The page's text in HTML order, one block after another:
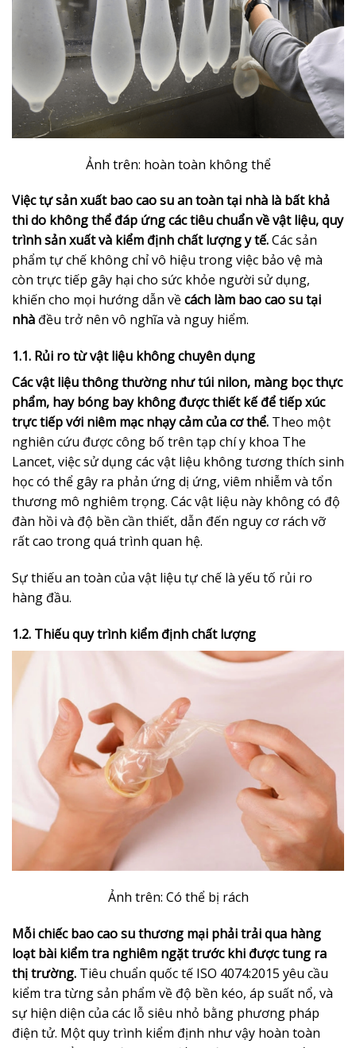
Ảnh trên: hoàn toàn không thể
Việc tự sản xuất bao cao su an toàn tại nhà là bất khả
thi do không thể đáp ứng các tiêu chuẩn về vật liệu, quy
trình sản xuất và kiểm định chất lượng y tế.Các sản
phẩm tự chế không chỉ vô hiệu trong việc bảo vệ mà
còn trực tiếp gây hại cho sức khỏe người sử dụng,
khiến cho mọi hướng dẫn vềcách làm bao cao su tại
nhà đều trở nên vô nghĩa và nguy hiểm.
1.1. Rủi ro từ vật liệu không chuyên dụng
Các vật liệu thông thường như túi nilon, màng bọc thực
phẩm, hay bóng bay không được thiết kế để tiếp xúc
trực tiếp với niêm mạc nhạy cảm của cơ thể. Theo một
nghiên cứu được công bố trên tạp chí y khoa The
Lancet, việc sử dụng các vật liệu không tương thích sinh
học có thể gây ra phản ứng dị ứng, viêm nhiễm và tổn
thương mô nghiêm trọng. Các vật liệu này không có độ
đàn hồi và độ bền cần thiết, dẫn đến nguy cơ rách vỡ
rất cao trong quá trình quan hệ.
Sự thiếu an toàn của vật liệu tự chế là yếu tố rủi ro
hàng đầu.
1.2. Thiếu quy trình kiểm định chất lượng
Ảnh trên: Có thể bị rách
Mỗi chiếc bao cao su thương mại phải trải qua hàng
loạt bài kiểm tra nghiêm ngặt trước khi được tung ra
thị trường. Tiêu chuẩn quốc tế ISO 4074:2015 yêu cầu
kiểm tra từng sản phẩm về độ bền kéo, áp suất nổ, và
sự hiện diện của các lỗ siêu nhỏ bằng phương pháp
điện tử. Một quy trình kiểm định như vậy hoàn toàn